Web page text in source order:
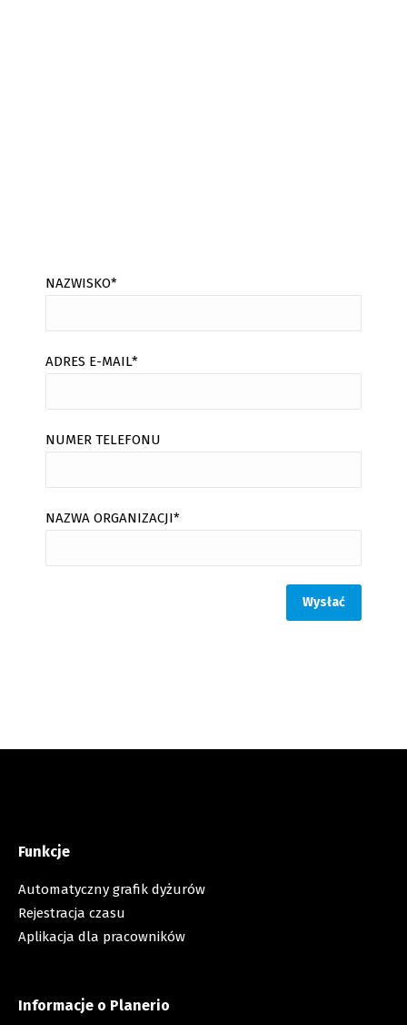
NAZWISKO*
ADRES E-MAIL*
NUMER TELEFONU
NAZWA ORGANIZACJI*
Funkcje
Automatyczny grafik dyżurów
Rejestracja czasu
Aplikacja dla pracowników
Informacje o Planerio